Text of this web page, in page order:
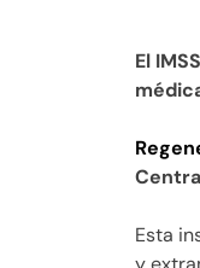
El
Esta